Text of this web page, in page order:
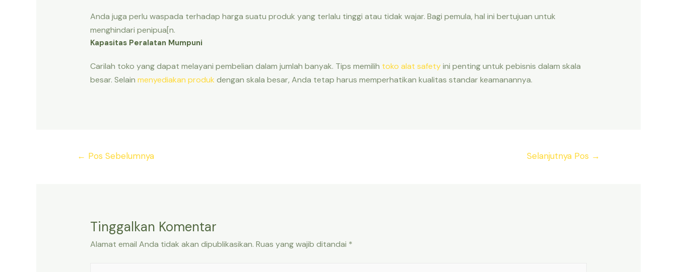
Anda juga perlu waspada terhadap harga suatu produk yang terlalu tinggi atau tidak wajar. Bagi pemula, hal ini bertujuan untuk
menghindari penipua[n.
Kapasitas Peralatan Mumpuni
Carilah toko yang dapat melayani pembelian dalam jumlah banyak. Tips memilih toko alat safetyini penting untuk pebisnis dalam skala
besar. Selain menyediakan produk dengan skala besar, Anda tetap harus memperhatikan kualitas standar keamanannya.
Navigasi
← Pos Sebelumnya Selanjutnya Pos →
Tinggalkan Komentar
Alamat email Anda tidak akan dipublikasikan. Ruas yang wajib ditandai *